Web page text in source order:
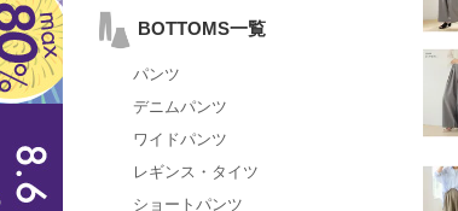
BOTTOMS一覧
パンツ
デニムパンツ
ワイドパンツ
レギンス・タイツ
ショートパンツ